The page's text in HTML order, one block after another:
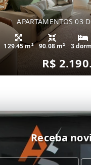
APARTAMENTOS 03
129.45 m² 90.08 m² 3
R$
Receba